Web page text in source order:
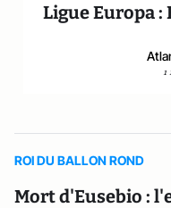
Ligue Europa :
1
ROI DU BALLON ROND
Mort d'Eusebio :